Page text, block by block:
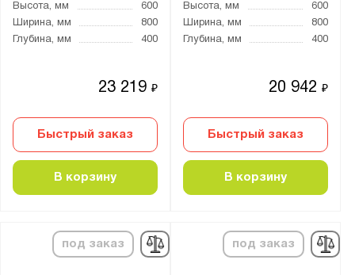
Высота, мм
600
Ширина, мм
800
Глубина, мм
400
23 219₽
Быстрый заказ
В корзину
Высота, мм
600
Ширина, мм
800
Глубина, мм
400
20 942₽
Быстрый заказ
В корзину
под заказ под заказ